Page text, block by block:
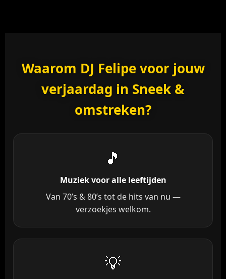
Waarom DJ Felipe voor jouw
verjaardag in Sneek &
omstreken?
🎵
Muziek voor alle leeftijden
Van 70’s & 80’s tot de hits van nu —
verzoekjes welkom.
💡